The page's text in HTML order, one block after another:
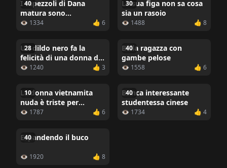
40
I capezzoli di Dana
matura sono
un'emozione da
👁 1334 👍 6
30
La sua figa non sa cosa
sia un rasoio
👁 1488 👍 8
28
Un dildo nero fa la
felicità di una donna dai
capelli rossi
👁 1240 👍 3
40
Bella ragazza con
gambe pelose
👁 1558 👍 6
10
La donna vietnamita
nuda è triste per
qualche motivo
👁 1787 👍 6
40
Brinca interessante
studentessa cinese
👁 1734 👍 4
40
Espandendo il buco
👁 1920 👍 8